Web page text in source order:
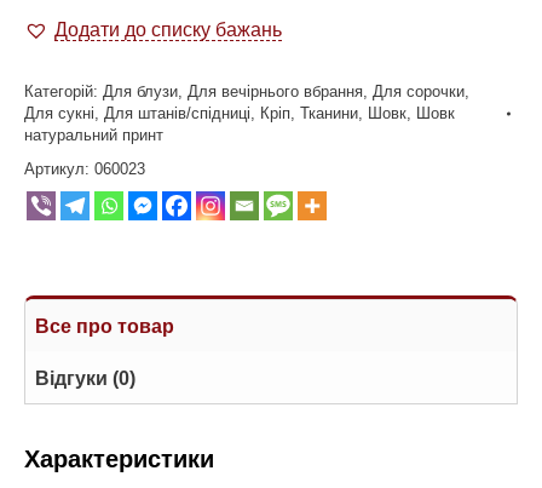
Додати до списку бажань
Категорій: Для блузи Для вечірнього вбрання Для сорочки
Для сукні
Для штанів/спідниці Кріп Тканини Шовк Шовк
натуральний принт
Артикул: 060023
Все про товар
Відгуки (0)
Характеристики